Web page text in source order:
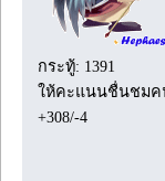
กระทู้: 1391
ให้คะแนนชื่นชมค
+308/-4